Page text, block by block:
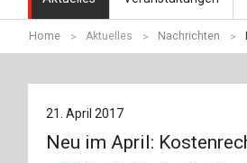
Nachrichten
Aktuell erschienen
Erscheint in Kürze
Münchener
Fachkonferenz
Home Aktuelles Nachrichten
21. April 2017
Neu im April: